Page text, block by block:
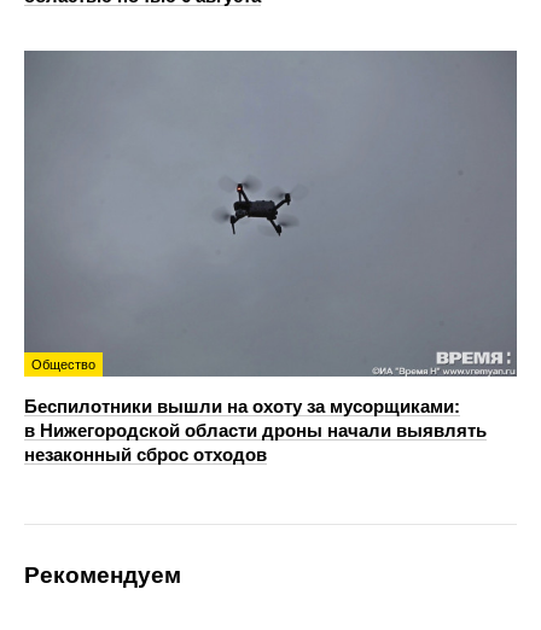
Общество
Беспилотники вышли на охоту за мусорщиками:
в Нижегородской области дроны начали выявлять
незаконный сброс отходов
Рекомендуем